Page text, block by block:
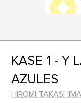
KASE 1 - Y
AZULES
HIROMI TAKASHIMA